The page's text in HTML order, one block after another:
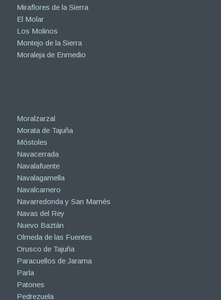
Miraflores de la Sierra
El Molar
Los Molinos
Montejo de la Sierra
Moraleja de Enmedio
Moralzarzal
Morata de Tajuña
Móstoles
Navacerrada
Navalafuente
Navalagamella
Navalcarnero
Navarredonda y San Mamés
Navas del Rey
Nuevo Baztán
Olmeda de las Fuentes
Orusco de Tajuña
Paracuellos de Jarama
Parla
Patones
Pedrezuela